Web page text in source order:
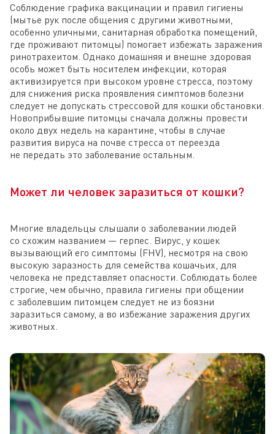
Соблюдение графика вакцинации и правил гигиены
(мытье рук после общения с другими животными,
особенно уличными, санитарная обработка помещений,
где проживают питомцы) помогает избежать заражения
ринотрахеитом. Однако домашняя и внешне здоровая
особь может быть носителем инфекции, которая
активизируется при высоком уровне стресса, поэтому
для снижения риска проявления симптомов болезни
следует не допускать стрессовой для кошки обстановки.
Новоприбывшие питомцы сначала должны провести
около двух недель на карантине, чтобы в случае
развития вируса на почве стресса от переезда
не передать это заболевание остальным.
Может ли человек заразиться от кошки?
Многие владельцы слышали о заболевании людей
со схожим названием — герпес. Вирус, у кошек
вызывающий его симптомы (FHV), несмотря на свою
высокую заразность для семейства кошачьих, для
человека не представляет опасности. Соблюдать более
строгие, чем обычно, правила гигиены при общении
с заболевшим питомцем следует не из боязни
заразиться самому, а во избежание заражения других
животных.